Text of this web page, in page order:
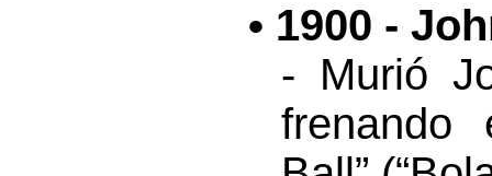
• 1900 -
- Murió
frenando